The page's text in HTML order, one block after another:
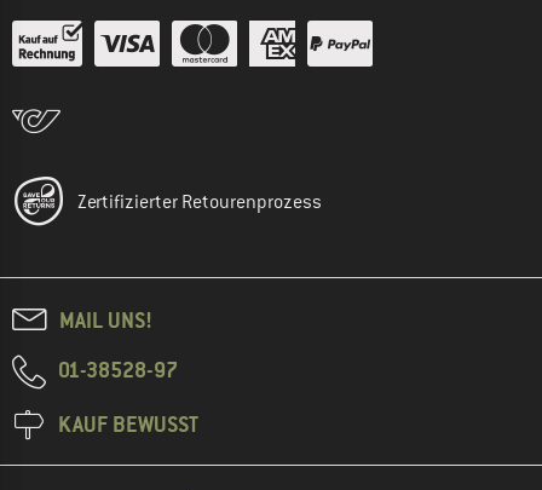
Zertifizierter Retourenprozess
MAIL UNS!
01-38528-97
KAUF BEWUSST